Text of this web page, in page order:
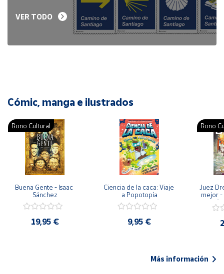
VER TODO
Cómic, manga e ilustrados
Bono Cultural
Buena Gente - Isaac
Sánchez
19,95 €
Ciencia de la caca: Viaje
a Popotopía
9,95 €
Bono
Juez
mejor -
Más información